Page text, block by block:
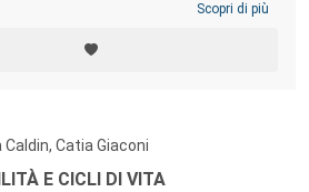
Scopri di più
Caldin, Catia Giaconi
E CICLI DI VITA